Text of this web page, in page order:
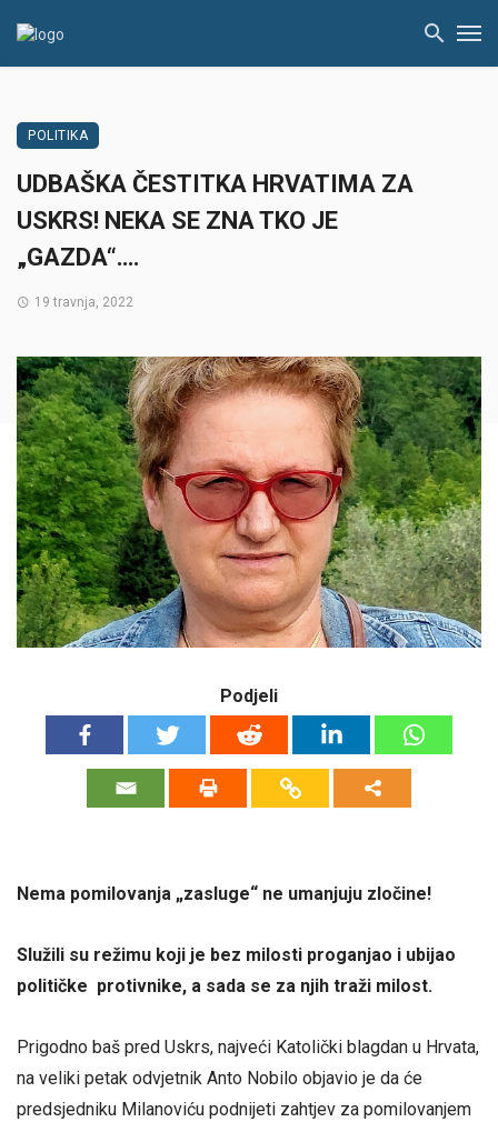
POLITIKA
UDBAŠKA ČESTITKA HRVATIMA ZA
USKRS! NEKA SE ZNA TKO JE
„GAZDA“….
19 travnja, 2022
Podjeli
Nema pomilovanja „zasluge“ ne umanjuju zločine!
Služili su režimu koji je bez milosti proganjao i ubijao
političke protivnike, a sada se za njih traži milost.
Prigodno baš pred Uskrs, najveći Katolički blagdan u Hrvata,
na veliki petak odvjetnik Anto Nobilo objavio je da će
predsjedniku Milanoviću podnijeti zahtjev za pomilovanjem